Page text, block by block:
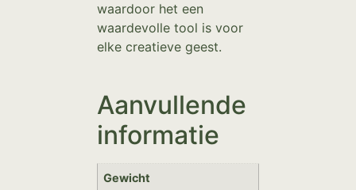
waardoor het een
waardevolle tool is voor
elke creatieve geest.
Aanvullende
informatie
Gewicht